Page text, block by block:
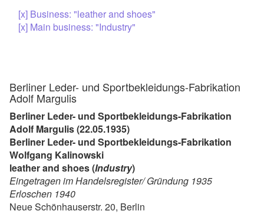
[x] Business: "leather and shoes"
[x] Main business: "Industry"
Berliner Leder- und Sportbekleidungs-Fabrikation
Adolf Margulis
Berliner Leder- und Sportbekleidungs-Fabrikation
Adolf Margulis (22.05.1935)
Berliner Leder- und Sportbekleidungs-Fabrikation
Wolfgang Kalinowski
leather and shoes (Industry)
Eingetragen im Handelsregister/ Gründung 1935
Erloschen 1940
Neue Schönhauserstr. 20, Berlin